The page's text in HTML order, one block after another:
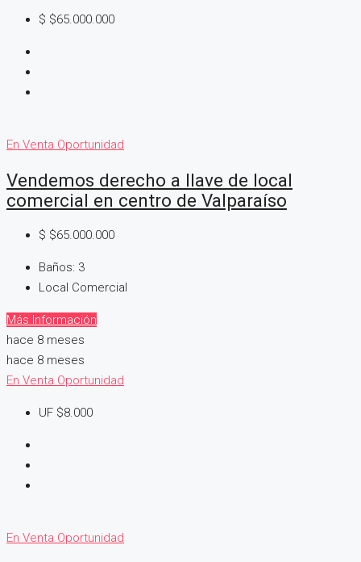
$ $65.000.000
En Venta Oportunidad
Vendemos derecho a llave de local
comercial en centro de Valparaíso
$ $65.000.000
Baños: 3
Local Comercial
Más Información
hace 8 meses
hace 8 meses
En Venta Oportunidad
UF $8.000
En Venta Oportunidad